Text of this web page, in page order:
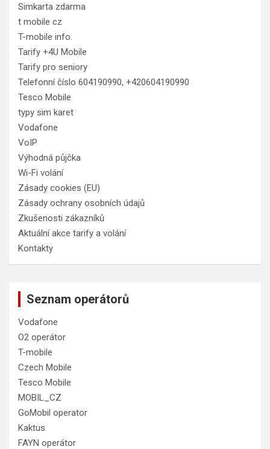
Simkarta zdarma
t mobile cz
T-mobile info.
Tarify +4U Mobile
Tarify pro seniory
Telefonní číslo 604190990, +420604190990
Tesco Mobile
typy sim karet
Vodafone
VoIP
Výhodná půjčka
Wi-Fi volání
Zásady cookies (EU)
Zásady ochrany osobních údajů
Zkušenosti zákazníků
Aktuální akce tarify a volání
Kontakty
Seznam operátorů
Vodafone
O2 operátor
T-mobile
Czech Mobile
Tesco Mobile
MOBIL_CZ
GoMobil operator
Kaktus
FAYN operátor